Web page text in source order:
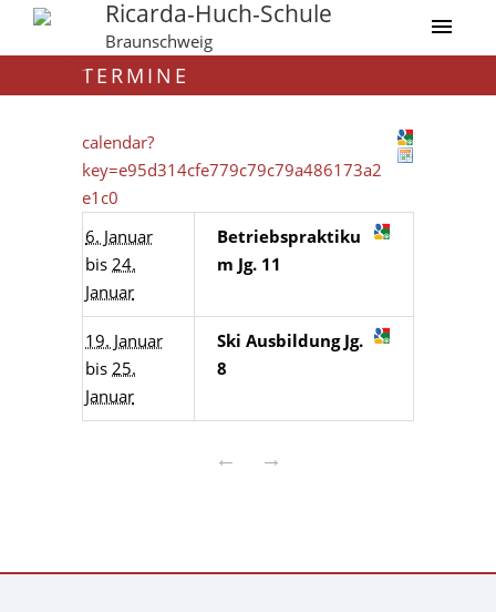
Ricarda-Huch-Schule
Braunschweig
TERMINE
calendar?
key=e95d314cfe779c79c79a486173a2
e1c0
6. Januar
bis 24.
Januar
Betriebspraktiku
m Jg. 11
19. Januar
bis 25.
Januar
Ski Ausbildung Jg.
8
← →